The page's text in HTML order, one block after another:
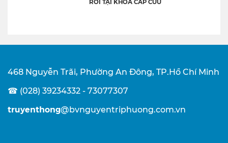
468 Nguyễn Trãi, Phường An Đông, TP.Hồ Chí Minh
☎ (028) 39234332 - 73077307
truyenthong@bvnguyentriphuong.com.vn